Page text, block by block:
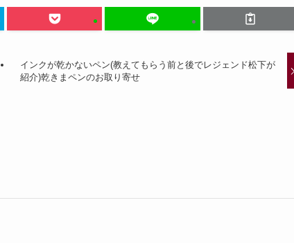
インクが乾かないペン(教えてもらう前と後でレジェンド松下が
紹介)乾きまペンのお取り寄せ